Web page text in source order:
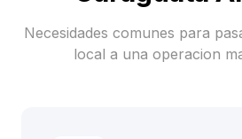
Necesidades comunes para
local a una operacion